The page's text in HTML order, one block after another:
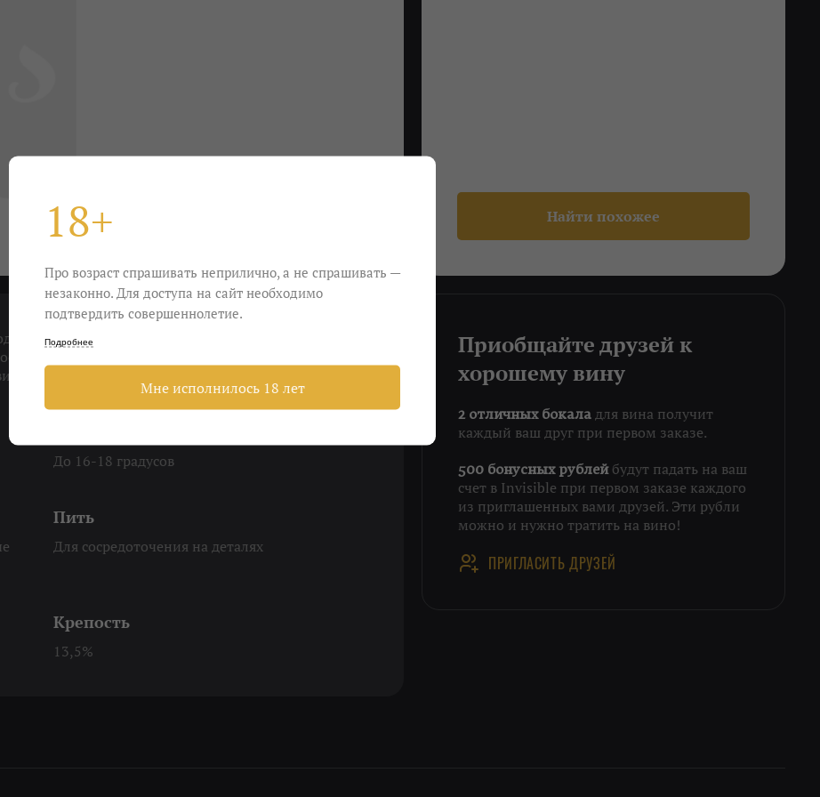
Найти похожее
бутылке. В бокале много солнца, вкус очень
в тени и сохранивших свежесть. Танины
легкое, как соло на акустической гитаре.
До 16-18 градусов
Пить
Для сосредоточения на деталях
Крепость
13,5%
Приобщайте друзей к
хорошему вину
2 отличных бокала для вина получит
каждый ваш друг при первом заказе.
500 бонусных рублейбудут падать на ваш
счет в Invisible при первом заказе каждого
из приглашенных вами друзей. Эти рубли
можно и нужно тратить на вино!
ПРИГЛАСИТЬ ДРУЗЕЙ
18+
Про возраст спрашивать неприлично, а не спрашивать —
незаконно. Для доступа на сайт необходимо
подтвердить совершеннолетие.
Подробнее
Мне исполнилось 18 лет